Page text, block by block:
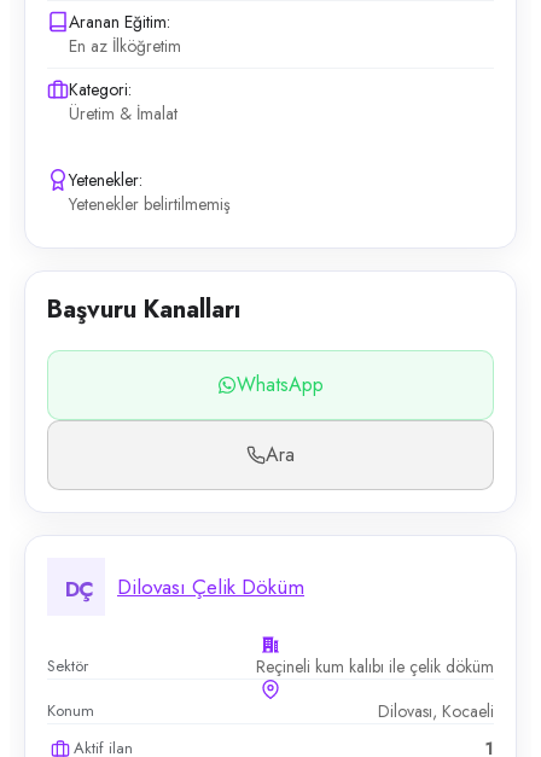
Aranan Eğitim:
En az İlköğretim
Kategori:
Üretim & İmalat
Yetenekler:
Yetenekler belirtilmemiş
Başvuru Kanalları
WhatsApp
Ara
DÇ Dilovası Çelik Döküm
Sektör Reçineli kum kalıbı ile çelik döküm
Konum Dilovası, Kocaeli
Aktif ilan 1